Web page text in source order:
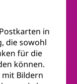
in
die sowohl
für die
können.
mit Bildern